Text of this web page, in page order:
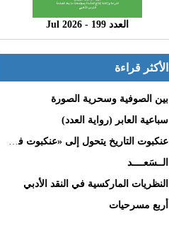
العدد 199 - 2026 Jul
الأكثر قراءة
بين الصوفية وسحرية الصورة
سباعية العابر (رواية العدد)
عنكبوت التاريخ يتحول إلى «عنكبوت فى القلب»
الــسَعــــد
النظريات الماركسية في النقد الأدبي
أربع مسرحيات